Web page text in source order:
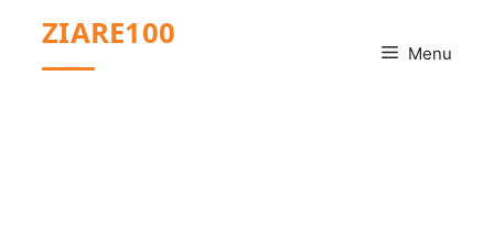
conținut
ZIARE100
Menu